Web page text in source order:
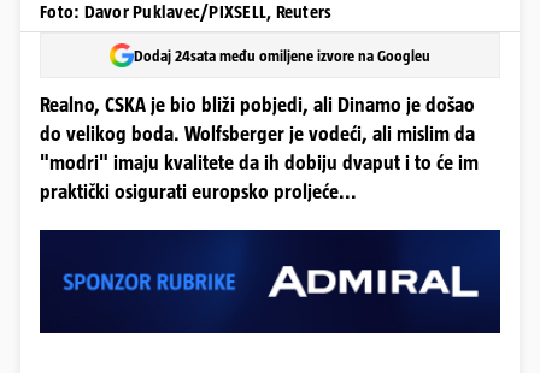
Foto: Davor Puklavec/PIXSELL, Reuters
Dodaj 24sata među omiljene izvore na Googleu
Realno, CSKA je bio bliži pobjedi, ali Dinamo je došao
do velikog boda. Wolfsberger je vodeći, ali mislim da
"modri" imaju kvalitete da ih dobiju dvaput i to će im
praktički osigurati europsko proljeće...